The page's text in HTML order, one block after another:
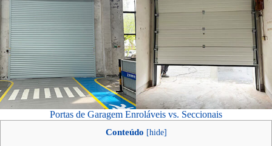
Portas de Garagem Enroláveis vs. Seccionais
Conteúdo [hide]